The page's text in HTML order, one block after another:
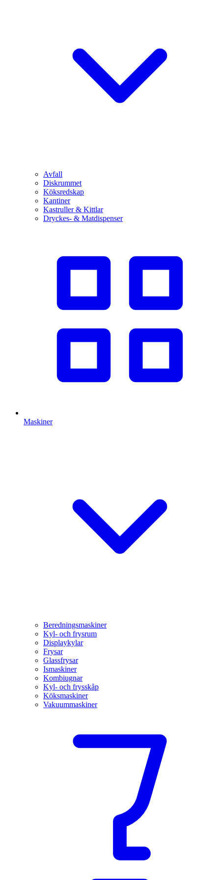
Avfall
Diskrummet
Köksredskap
Kantiner
Kastruller & Kittlar
Dryckes- & Matdispenser
Maskiner
Beredningsmaskiner
Kyl- och frysrum
Displaykylar
Frysar
Glassfrysar
Ismaskiner
Kombiugnar
Kyl- och frysskåp
Köksmaskiner
Vakuummaskiner